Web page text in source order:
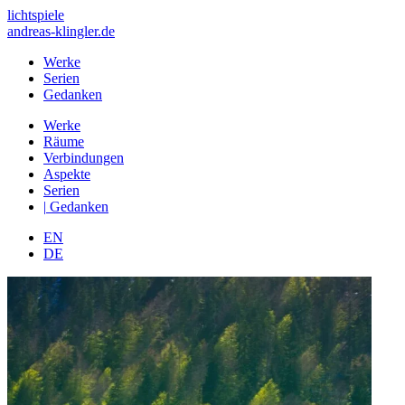
lichtspiele
andreas-klingler.de
Werke
Serien
Gedanken
Werke
Räume
Verbindungen
Aspekte
Serien
| Gedanken
EN
DE